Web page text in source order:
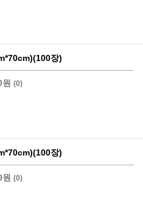
장)
(0)
장)
원 (0)